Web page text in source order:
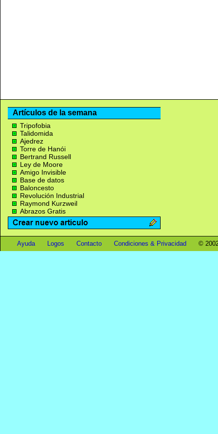
Artículos de la semana
Tripofobia
Talidomida
Ajedrez
Torre de Hanói
Bertrand Russell
Ley de Moore
Amigo Invisible
Base de datos
Baloncesto
Revolución Industrial
Raymond Kurzweil
Abrazos Gratis
Ayuda Logos Contacto Condiciones & Privacidad ©